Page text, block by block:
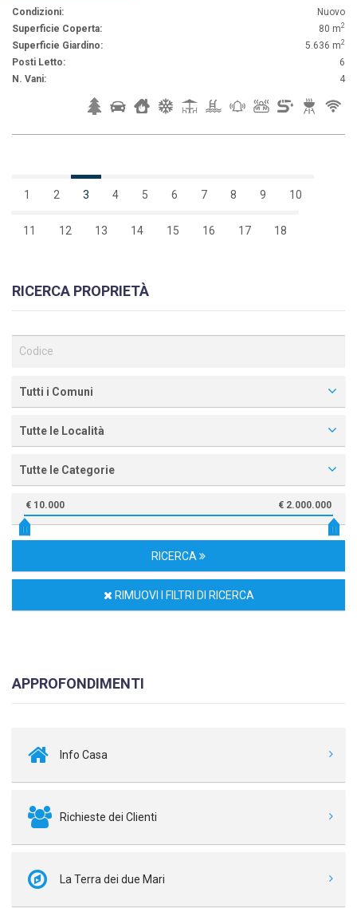
Condizioni:
Nuovo
Superficie Coperta:
80 m2
Superficie Giardino: 5.636 m2
Posti Letto:
6
N. Vani:
4
1 2 3 4 5 6 7 8 9 10
11 12 13 14 15 16 17 18
RICERCA PROPRIETÀ
Tutti i Comuni
Tutte le Località
Tutte le Categorie
€ 10.000 € 2.000.000
RICERCA
RIMUOVI I FILTRI DI RICERCA
APPROFONDIMENTI
Info Casa
Richieste dei Clienti
La Terra dei due Mari